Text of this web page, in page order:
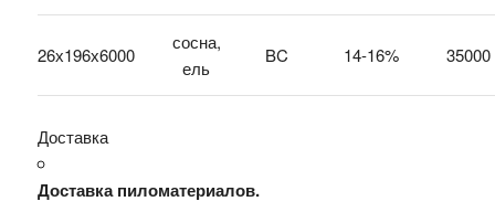
26х196х6000
сосна,
ель
BC 14-16% 35000
Доставка
Доставка пиломатериалов.